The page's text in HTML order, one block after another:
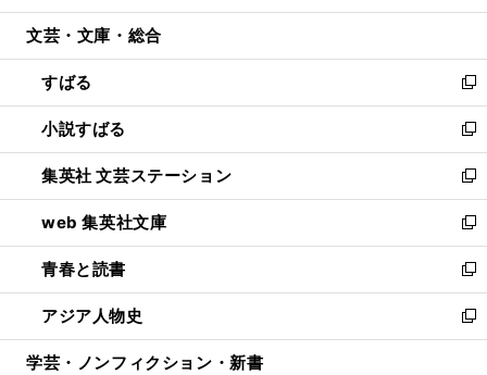
開
ウ
開
く
ン
ウ
で
開
く
ウ
ン
ド
ウ
で
開
く
文芸・文庫・総合
すばる
新
し
い
ウ
ィ
ン
ド
ウ
で
開
く
小説すばる
新
し
い
ウ
ィ
ン
ド
ウ
で
開
集英社 文芸ステーション
新
し
い
ウ
ィ
ン
ド
ウ
web 集英社文庫
新
し
い
ウ
ィ
ン
青春と読書
新
し
い
ウ
アジア人物史
新
し
学芸・ノンフィクション・新書